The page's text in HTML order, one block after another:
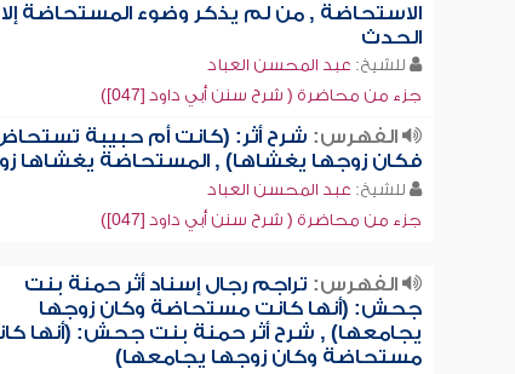
الاستحاضة , من لم يذكر وضوء المستحاضة
الحدث
للشيخ: عبد المحسن العباد
جزء من محاضرة ( شرح سنن أبي داود [047])
الفهرس: شرح أثر: (كانت أم حبيبة
فكان زوجها يغشاها) , المستحاضة يغشاها
للشيخ: عبد المحسن العباد
جزء من محاضرة ( شرح سنن أبي داود [047])
الفهرس: تراجم رجال إسناد أثر حمنة بنت
جحش: (أنها كانت مستحاضة وكان زوجها
يجامعها) , شرح أثر حمنة بنت جحش: (أنها
مستحاضة وكان زوجها يجامعها)